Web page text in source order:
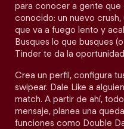
para conocer a gente que
conocido: un nuevo
que va a fuego lento y
Busques lo que busques
Tinder te da la
Crea un perfil, configura
swipear. Dale Like a
match. A partir de ahí,
mensaje, planea una
funciones como Double